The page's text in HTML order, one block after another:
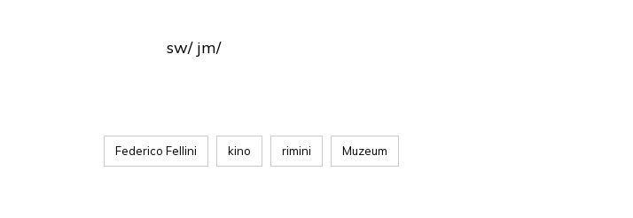
sw/ jm/
Federico Fellini kino rimini Muzeum